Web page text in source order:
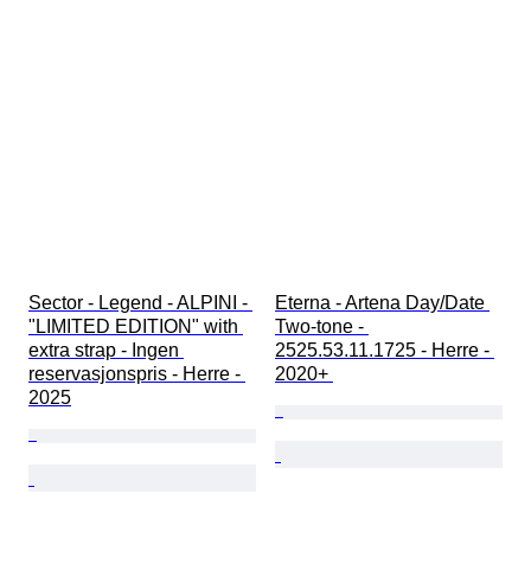
Sector - Legend - ALPINI -
"LIMITED EDITION" with
extra strap - Ingen
reservasjonspris - Herre -
2025
Eterna - Artena Day/Date
Two-tone -
2525.53.11.1725 - Herre -
2020+